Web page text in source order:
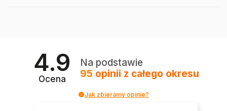
4.9
Ocena
Na podstawie
95 opinii z całego okresu
Jak zbieramy opinie?